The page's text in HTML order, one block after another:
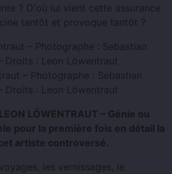
? D'où lui vient cette assurance
tantôt et provoque tantôt ?
– Photographe : Sebastian
Droits : Leon Löwentraut
LÖWENTRAUT – Génie ou
pour la première fois en détail la
artiste controversé.
les vernissages, le